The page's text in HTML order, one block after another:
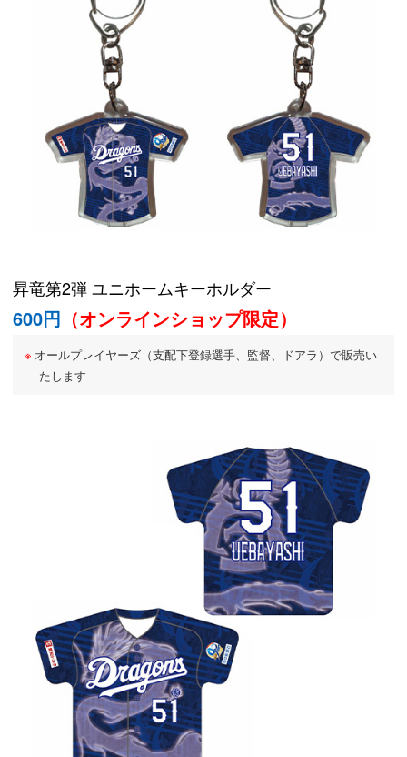
昇竜第2弾 ユニホームキーホルダー
600円 （オンラインショップ限定）
オールプレイヤーズ（支配下登録選手、監督、ドアラ）で販売い
たします